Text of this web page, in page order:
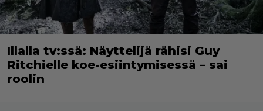
Illalla tv:ssä: Näyttelijä rähisi Guy
Ritchielle koe-esiintymisessä – sai
roolin